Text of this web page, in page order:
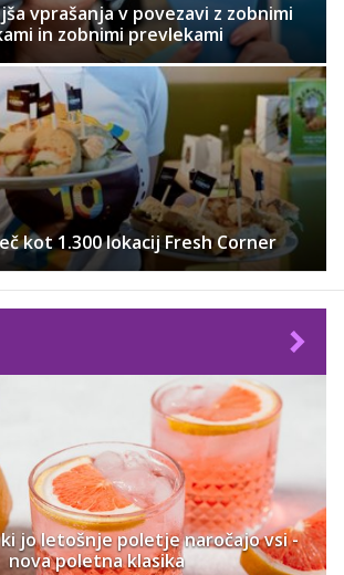
vprašanja v povezavi z zobnimi
in zobnimi prevlekami
kot 1.300 lokacij Fresh Corner
jo letošnje poletje naročajo vsi -
nova poletna klasika